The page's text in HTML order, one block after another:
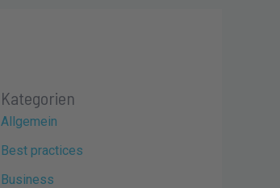
Kategorien
Allgemein
Best practices
Business